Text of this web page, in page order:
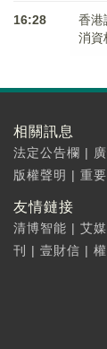
16:28
香港
消資
相關訊息
法定公告欄 |
版權聲明 | 重
友情鏈接
清博智能 | 艾
刊
| 壹財信 |